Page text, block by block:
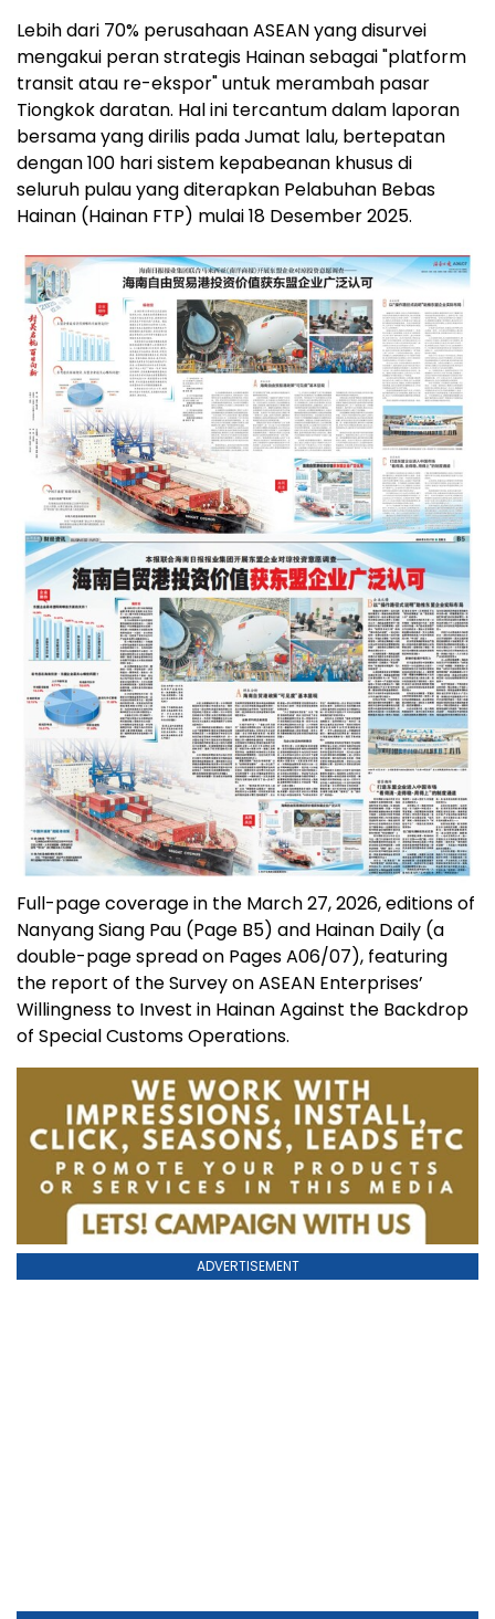
Lebih dari 70% perusahaan ASEAN yang disurvei
mengakui peran strategis Hainan sebagai "platform
transit atau re-ekspor" untuk merambah pasar
Tiongkok daratan. Hal ini tercantum dalam laporan
bersama yang dirilis pada Jumat lalu, bertepatan
dengan 100 hari sistem kepabeanan khusus di
seluruh pulau yang diterapkan Pelabuhan Bebas
Hainan (Hainan FTP) mulai 18 Desember 2025.
Full-page coverage in the March 27, 2026, editions of
Nanyang Siang Pau (Page B5) and Hainan Daily (a
double-page spread on Pages A06/07), featuring
the report of the Survey on ASEAN Enterprises’
Willingness to Invest in Hainan Against the Backdrop
of Special Customs Operations.
ADVERTISEMENT